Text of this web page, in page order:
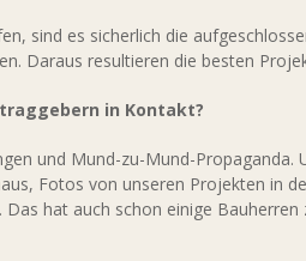
sind es sicherlich die
Daraus resultieren die besten
in Kontakt?
und Mund-zu-Mund-Propaganda.
Fotos von unseren Projekten in
hat auch schon einige Bauherren